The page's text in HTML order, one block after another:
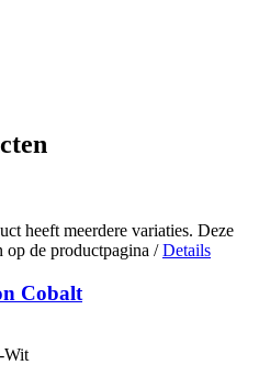
heeft meerdere variaties. Deze
de productpagina / Details
Cobalt